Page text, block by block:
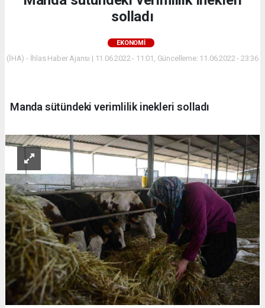
solladı
EKONOMİ
(İHA) - İhlas Haber Ajansı | 11.06.2022 - 11:01, Güncelleme: 11.06.2022 - 23:36
Manda sütündeki verimlilik inekleri solladı